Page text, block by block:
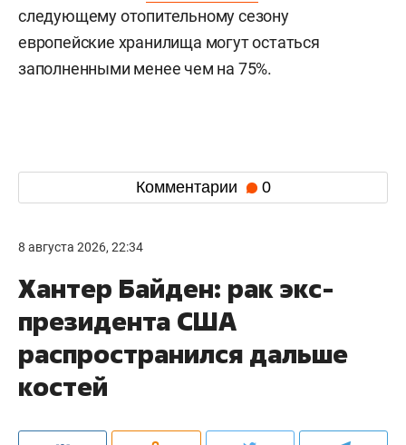
следующему отопительному сезону
европейские хранилища могут остаться
заполненными менее чем на 75%.
Комментарии 0
8 августа 2026, 22:34
Хантер Байден: рак экс-
президента США
распространился дальше
костей